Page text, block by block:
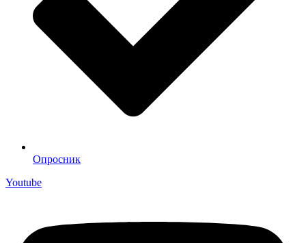
Опросник
Youtube